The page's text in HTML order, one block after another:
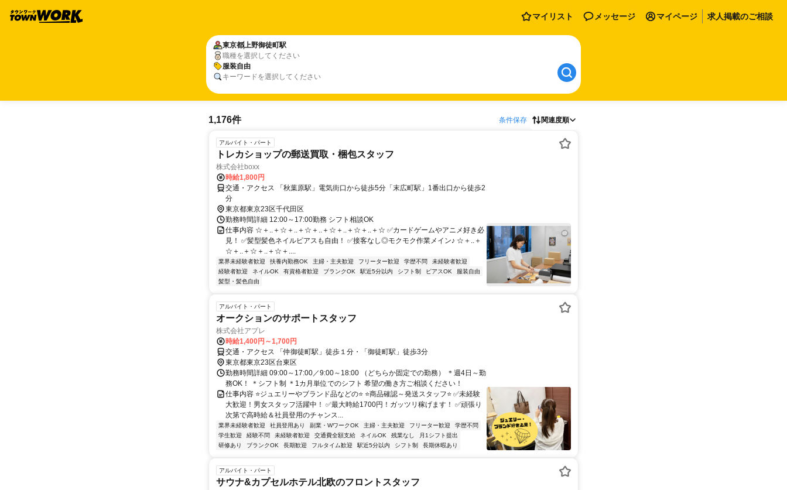
マイリスト メッセージ マイページ 求人掲載のご相談
東京都上野御徒町駅
職種を選択してください
服装自由
キーワードを選択してください
1,176件 条件保存 関連度順
アルバイト・パート
トレカショップの郵送買取・梱包スタッフ
株式会社boxx
時給1,800円
交通・アクセス 「秋葉原駅」電気街口から徒歩5分「末広町駅」1番出口から徒歩2
分
東京都東京23区千代田区
勤務時間詳細 12:00～17:00勤務 シフト相談OK
仕事内容 ☆＋..＋☆＋..＋☆＋..＋☆＋..＋☆＋..＋☆ ✅カードゲームやアニメ好き必
見！ ✅髪型髪色ネイルピアスも自由！ ✅接客なし◎モクモク作業メイン♪ ☆＋..＋
☆＋..＋☆＋..＋☆＋....
業界未経験者歓迎 扶養内勤務OK 主婦・主夫歓迎 フリーター歓迎 学歴不問
未経験者歓迎
経験者歓迎
ネイルOK 有資格者歓迎 ブランクOK 駅近5分以内 シフト制 ピアスOK
服装自由
髪型・髪色自由
アルバイト・パート
オークションのサポートスタッフ
株式会社アプレ
時給1,400円～1,700円
交通・アクセス 「仲御徒町駅」徒歩１分・「御徒町駅」徒歩3分
東京都東京23区台東区
勤務時間詳細 09:00～17:00／9:00～18:00 （どちらか固定での勤務） ＊週4日～勤
務OK！ ＊シフト制 ＊1カ月単位でのシフト 希望の働き方ご相談ください！
仕事内容 ⭐ジュエリーやブランド品などの⭐ ⭐商品確認～発送スタッフ⭐ ✅未経験
大歓迎！男女スタッフ活躍中！ ✅最大時給1700円！ガッツリ稼げます！ ✅頑張り
次第で高時給＆社員登用のチャンス...
業界未経験者歓迎 社員登用あり 副業・WワークOK 主婦・主夫歓迎 フリーター歓迎
学歴不問
学生歓迎
経験不問 未経験者歓迎 交通費全額支給 ネイルOK 残業なし
月1シフト提出
研修あり
ブランクOK 長期歓迎 フルタイム歓迎 駅近5分以内 シフト制 長期休暇あり
アルバイト・パート
サウナ&カプセルホテル北欧のフロントスタッフ